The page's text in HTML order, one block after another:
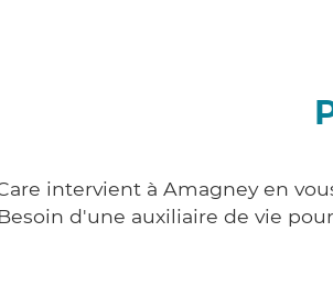
intervient à Amagney en
d'une auxiliaire de vie